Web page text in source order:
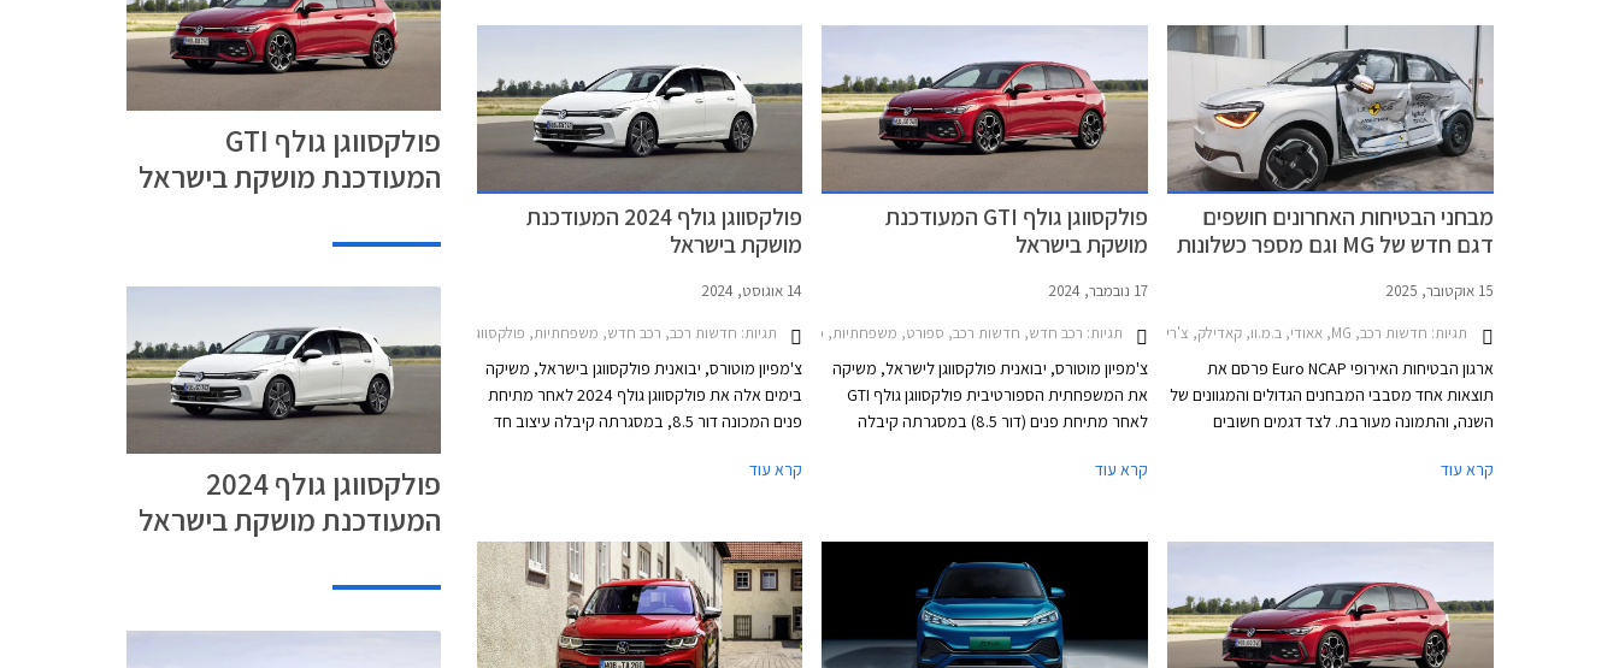
מבחני הבטיחות האחרונים חושפים
דגם חדש של MG וגם מספר כשלונות
15 אוקטובר, 2025
תגיות: חדשות רכב, MG, אאודי, ב.מ.וו, קאדילק, צ'רי, קופרה, דונגפנג, מאזדה, הונגצ'י, פולקסווגן, סקודה, פולקסווגן גולף 2024-2026, קאדילק אופטיק 2025-2026, צ'רי טיגו 7 פרו 2025-2026, צ'רי טיגו 8 פרו 2024-2026, דונגפנג בוקס 2024-2026, פולקסווגן ID.4 2022-2024, סקודה אוקטביה 2024-2026פולקסווגן טי קרוס 2024-2026
ארגון הבטיחות האירופי Euro NCAP פרסם את
תוצאות אחד מסבבי המבחנים הגדולים והמגוונים של
השנה, והתמונה מעורבת. לצד דגמים חשובים
קרא עוד
פולקסווגן גולף GTI המעודכנת
מושקת בישראל
17 נובמבר, 2024
תגיות: רכב חדש, חדשות רכב, ספורט, משפחתיות, פולקסווגן, פולקסווגן גולף GTI 2021-2024, פולקסווגן גולף GTI 2024-2026מחירון רכב
צ'מפיון מוטורס, יבואנית פולקסווגן לישראל, משיקה
את המשפחתית הספורטיבית פולקסווגן גולף GTI
לאחר מתיחת פנים (דור 8.5) במסגרתה קיבלה
קרא עוד
פולקסווגן גולף 2024 המעודכנת
מושקת בישראל
14 אוגוסט, 2024
תגיות: חדשות רכב, רכב חדש, משפחתיות, פולקסווגן, פולקסווגן גולף 2021-2024, פולקסווגן גולף 2024-2026מחירון רכב
צ'מפיון מוטורס, יבואנית פולקסווגן בישראל, משיקה
בימים אלה את פולקסווגן גולף 2024 לאחר מתיחת
פנים המכונה דור 8.5, במסגרתה קיבלה עיצוב חד
כסטנדרט, פגושים שונים, לוגו מואר, וחישוקים
ואפשרויות התאמה אישית. בנוסף עודכן היצע
המנועים הכוללים מערכת מיילד הייבריד במתח
48V. המחיר התייקר משמעותית ביחס לדגם הקודם
ועומד על החל מ- 169,900 ₪.
קרא עוד
פולקסווגן גולף GTI
המעודכנת מושקת בישראל
פולקסווגן גולף 2024
המעודכנת מושקת בישראל